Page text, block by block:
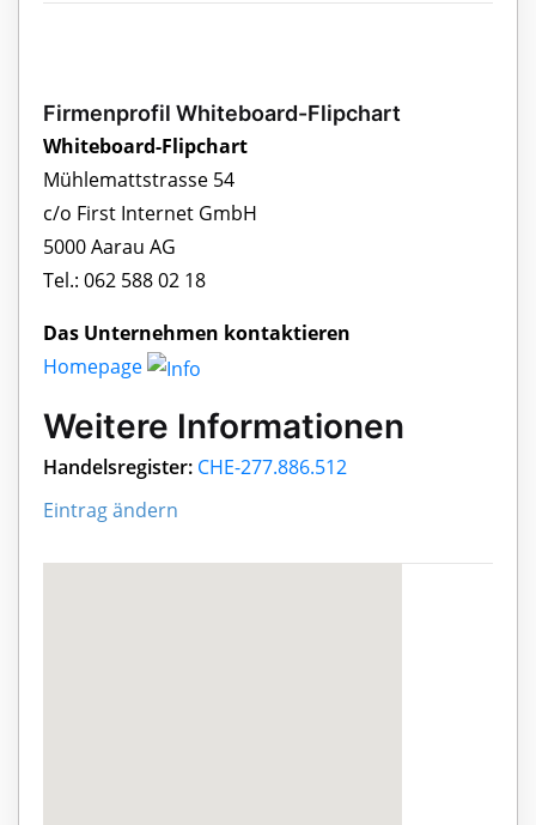
Firmenprofil Whiteboard-Flipchart
Whiteboard-Flipchart
Mühlemattstrasse 54
c/o First Internet GmbH
5000 Aarau AG
Tel.: 062 588 02 18
Das Unternehmen kontaktieren
Homepage
Weitere Informationen
Handelsregister: CHE-277.886.512
Eintrag ändern